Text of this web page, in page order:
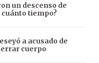
un descenso de
cuánto tiempo?
a acusado de
cuerpo